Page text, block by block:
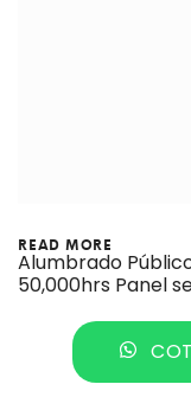
READ MORE
Alumbrado
50,000hrs Panel